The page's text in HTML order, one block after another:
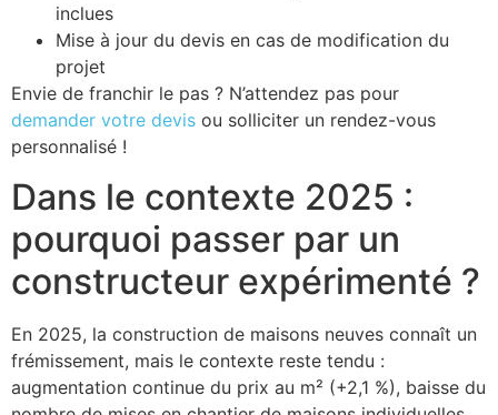
inclues
Mise à jour du devis en cas de modification du
projet
Envie de franchir le pas ? N’attendez pas pour
demander votre devis ou solliciter un rendez-vous
personnalisé !
Dans le contexte 2025 :
pourquoi passer par un
constructeur expérimenté ?
En 2025, la construction de maisons neuves connaît un
frémissement, mais le contexte reste tendu :
augmentation continue du prix au m² (+2,1 %), baisse du